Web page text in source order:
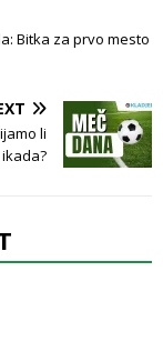
Bitka za prvo mesto
li